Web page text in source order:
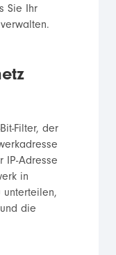
Sie Ihr
Filter, der
IP-Adresse
in
unterteilen,
die